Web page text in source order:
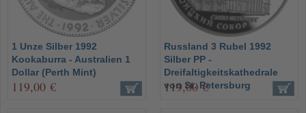
1 Unze Silber 1992
Kookaburra - Australien 1
Dollar (Perth Mint)
119,00 €
Russland 3 Rubel 1992
Silber PP -
Dreifaltigkeitskathedrale
von St. Petersburg
119,00 €